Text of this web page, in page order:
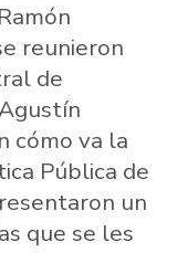
reunieron
de
cómo va la
Pública de
un
que se les